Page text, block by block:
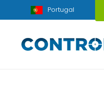
Portugal